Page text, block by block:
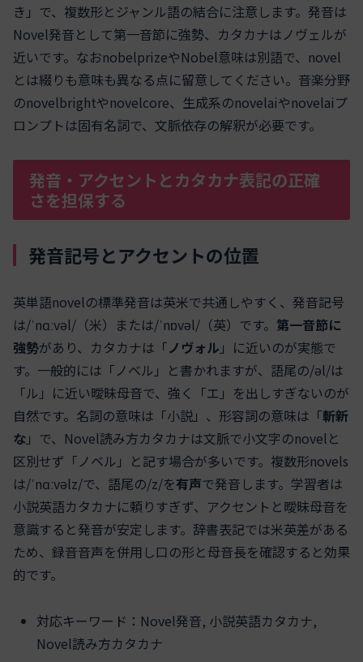
き」で、複数形とジャンル語の結合に注意します。発音は
Novel発音として第一音節に強勢、カタカナはノヴェルが
近いです。なおnobelprizeやNobel意味は別語で、novel
とは綴りも意味も異なる点に留意してください。音楽分野
のnovelbrightやnovelcore、生成系のnovelaiやnovelaiプ
ロンプトは固有名詞で、文脈依存の解釈が必要です。
発音・アクセントとカタカナ表記の正確
さを担保する
発音記号とアクセントの位置
英単語novelの標準発音は英米で共通しやすく、発音記号
は/ˈnɑːvəl/（米）または/ˈnɒvəl/（英）です。 第一音節に
強勢があり、カタカナは「ノヴォル 」に近いのが実態で
す。一般的には「ノベル」と書かれますが、語尾の/əl/は
「ル」に近い曖昧母音で、強く「エ」を出しすぎないのが
自然です。名詞の意味は「小説」、形容詞の意味は「斬新
な」で、Novel読み方カタカナは文脈で小文字のnovelと
区別せず「ノベル」と記す場合が多いです。複数形novels
は/ˈnɑːvəlz/で、語尾の/z/を有声で発音します。学習者は
小説英語カタカナに頼りすぎず、アクセントと曖昧母音を
意識すると発音が安定します。辞書表記では米英差がある
ため、録音音声を併用し口の形と母音長を確認すると効果
的です。
対応キーワード：Novel発音, 小説英語カタカナ,
Novel読み方カタカナ